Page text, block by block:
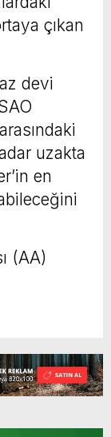
çıkan
devi
uzakta
en
(AA)